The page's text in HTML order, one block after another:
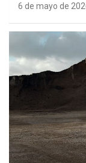
6 de mayo de